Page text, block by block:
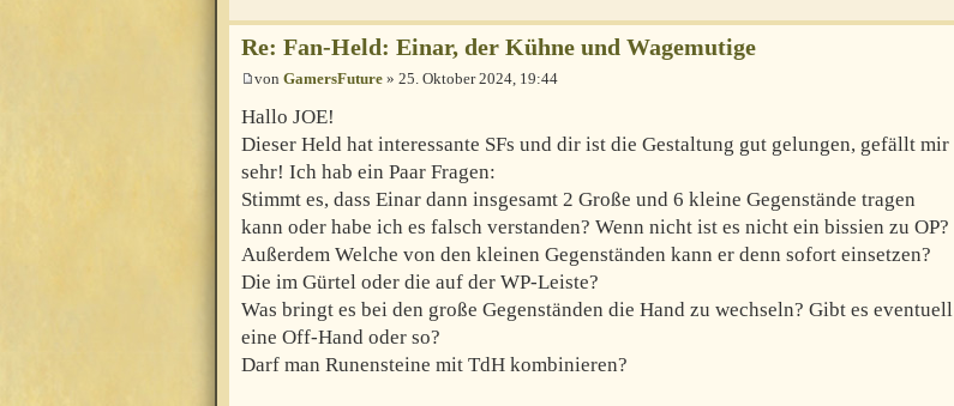
Re: Fan-Held: Einar, der Kühne und Wagemutige
von GamersFuture » 25. Oktober 2024, 19:44
Hallo JOE!
Dieser Held hat interessante SFs und dir ist die Gestaltung gut gelungen, gefällt mir
sehr! Ich hab ein Paar Fragen:
Stimmt es, dass Einar dann insgesamt 2 Große und 6 kleine Gegenstände tragen
kann oder habe ich es falsch verstanden? Wenn nicht ist es nicht ein bissien zu OP?
Außerdem Welche von den kleinen Gegenständen kann er denn sofort einsetzen?
Die im Gürtel oder die auf der WP-Leiste?
Was bringt es bei den große Gegenständen die Hand zu wechseln? Gibt es eventuell
eine Off-Hand oder so?
Darf man Runensteine mit TdH kombinieren?